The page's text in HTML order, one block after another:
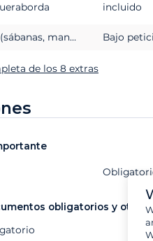
incluido
Ropa de cama (sábanas, mantas o edredones, almohadas y fundas de almohada) Bajo
de los 8 extras
obligatorios y otros